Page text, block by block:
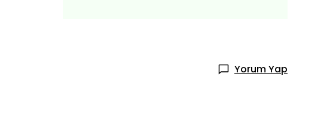
Yorum Yap